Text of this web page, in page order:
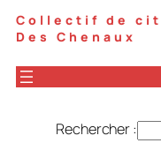
Collectif de
Des Chenaux
Rechercher :